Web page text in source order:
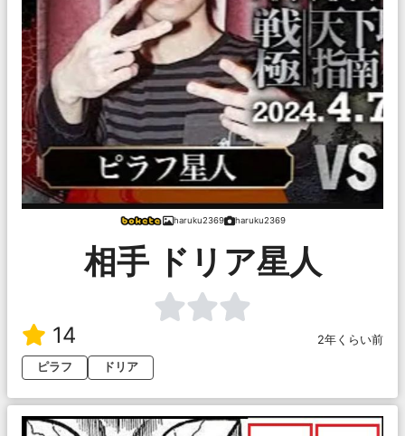
haruku2369 haruku2369
相手 ドリア星人
14
2年くらい前
ピラフ
ドリア